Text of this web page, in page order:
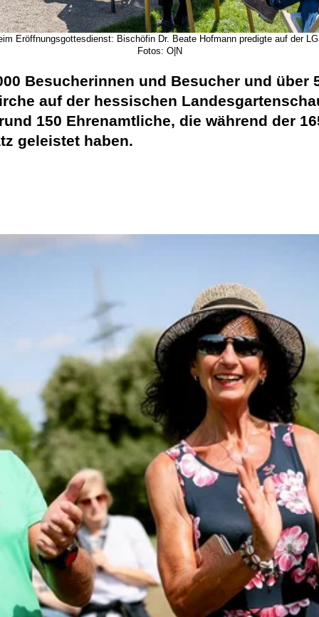
Eröffnungsgottesdienst: Bischöfin Dr. Beate Hofmann predigte auf der
Fotos: O|N
Besucherinnen und Besucher und über
auf der hessischen
150 Ehrenamtliche, die während der
geleistet haben.